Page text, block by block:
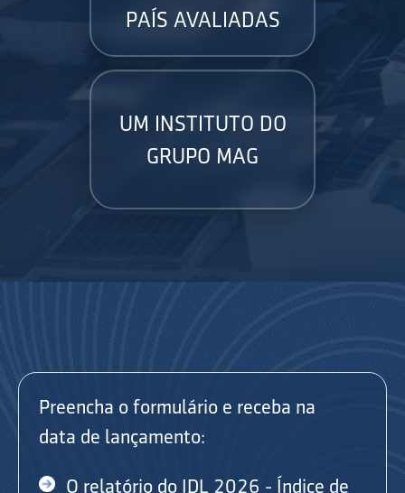
PAÍS AVALIADAS
UM INSTITUTO DO
GRUPO MAG
Preencha o formulário e receba na
data de lançamento:
O relatório do IDL 2026 - Índice de